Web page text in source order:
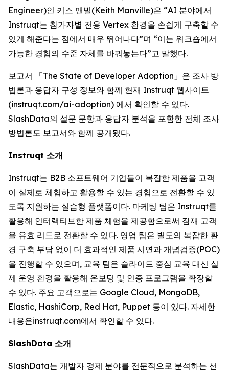
Engineer)인 키스 맨빌(Keith Manville)은 “AI 분야에서
Instruqt는 참가자별 전용 Vertex 환경을 손쉽게 구축할 수
있게 해준다는 점에서 매우 뛰어나다”며 “이는 워크숍에서
가능한 경험의 수준 자체를 바꿔놓는다”고 말했다.
보고서 「The State of Developer Adoption 」은 조사 방
법론과 응답자 구성 정보와 함께 현재 Instruqt 웹사이트
(instruqt.com/ai-adoption) 에서 확인할 수 있다.
SlashData의 설문 문항과 응답자 분석을 포함한 전체 조사
방법론도 보고서와 함께 공개됐다.
Instruqt 소개
Instruqt는 B2B 소프트웨어 기업들이 복잡한 제품을 고객
이 실제로 체험하고 활용할 수 있는 경험으로 전환할 수 있
도록 지원하는 실습형 플랫폼이다. 마케팅 팀은 Instruqt를
활용해 인터랙티브한 제품 체험을 제공함으로써 잠재 고객
을 유효 리드로 전환할 수 있다. 영업 팀은 별도의 복잡한 환
경 구축 부담 없이 더 효과적인 제품 시연과 개념검증(POC)
을 진행할 수 있으며, 교육 팀은 슬라이드 중심 교육 대신 실
제 운영 환경을 활용해 온보딩 및 인증 프로그램을 확장할
수 있다. 주요 고객으로는 Google Cloud, MongoDB,
Elastic, HashiCorp, Red Hat, Puppet 등이 있다. 자세한
내용은instruqt.com에서 확인할 수 있다.
SlashData 소개
SlashData는 개발자 경제 분야를 전문적으로 분석하는 선